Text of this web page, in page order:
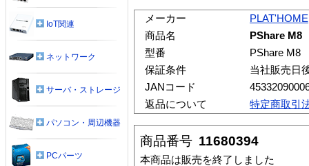
メーカー
PLAT'HOME
商品名
PShare M8
型番
PShare M8
保証条件
当社販売日
JANコード
返品について
特定商取引
商品番号 11680394
本商品は販売を終了しました
IoT関連
ネットワーク
サーバ・ストレージ
パソコン・周辺機器
PCパーツ